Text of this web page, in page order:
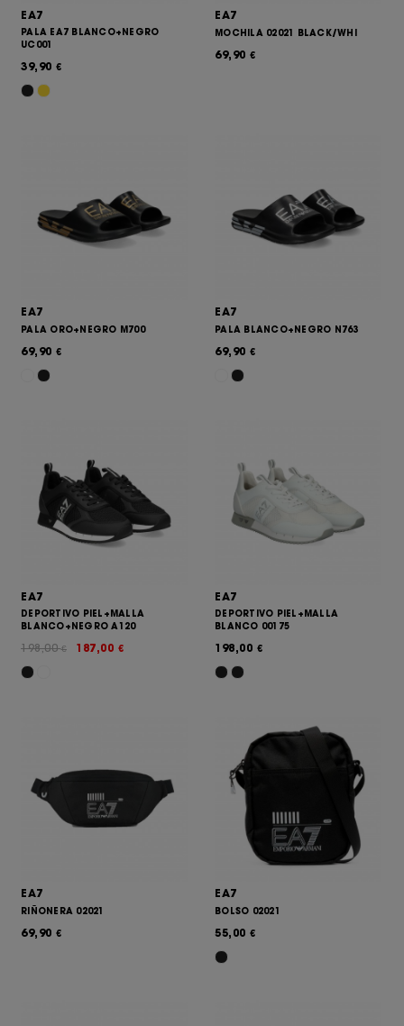
EA7
PALA EA7 BLANCO+NEGRO
UC001
39,90 €
EA7
MOCHILA 02021 BLACK/WHI
69,90 €
EA7
PALA ORO+NEGRO M700
69,90 €
EA7
PALA BLANCO+NEGRO N763
69,90 €
EA7
DEPORTIVO PIEL+MALLA
BLANCO+NEGRO A120
187,00 €
198,00€
EA7
DEPORTIVO PIEL+MALLA
BLANCO 00175
198,00 €
EA7
RIÑONERA 02021
69,90 €
EA7
BOLSO 02021
55,00 €